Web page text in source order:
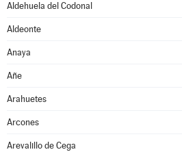
Aldehuela del Codonal
Aldeonte
Anaya
Añe
Arahuetes
Arcones
Arevalillo de Cega